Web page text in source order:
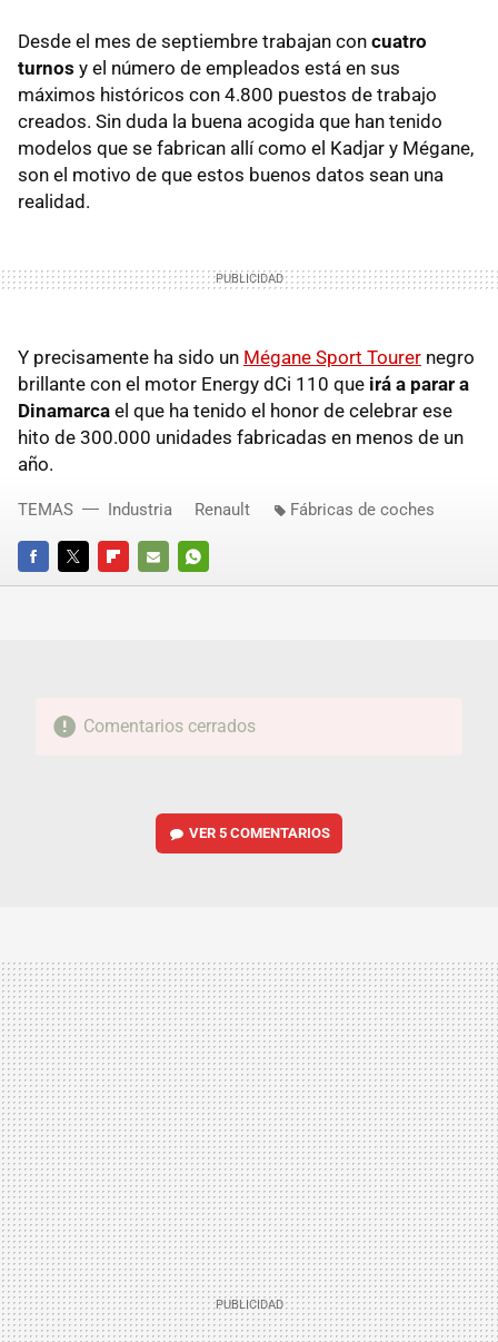
Desde el mes de septiembre trabajan con cuatro
turnos y el número de empleados está en sus
máximos históricos con 4.800 puestos de trabajo
creados. Sin duda la buena acogida que han tenido
modelos que se fabrican allí como el Kadjar y Mégane,
son el motivo de que estos buenos datos sean una
realidad.
Y precisamente ha sido un Mégane Sport Tourer negro
brillante con el motor Energy dCi 110 que irá a parar a
Dinamarca el que ha tenido el honor de celebrar ese
hito de 300.000 unidades fabricadas en menos de un
año.
FACEBOOKTWITTERFLIPBOARD
E-
WHATSAPP
TEMAS Industria Renault Fábricas de coches
Comentarios cerrados
VER5 COMENTARIOS